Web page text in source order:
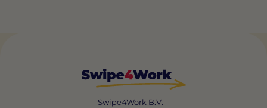
Swipe4Work B.V.